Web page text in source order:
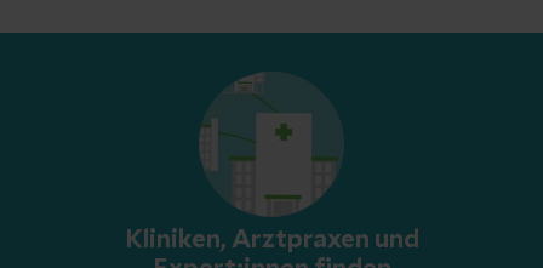
Kliniken, Arztpraxen und